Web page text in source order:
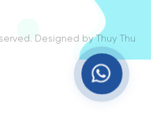
Designed by Thuy Thu